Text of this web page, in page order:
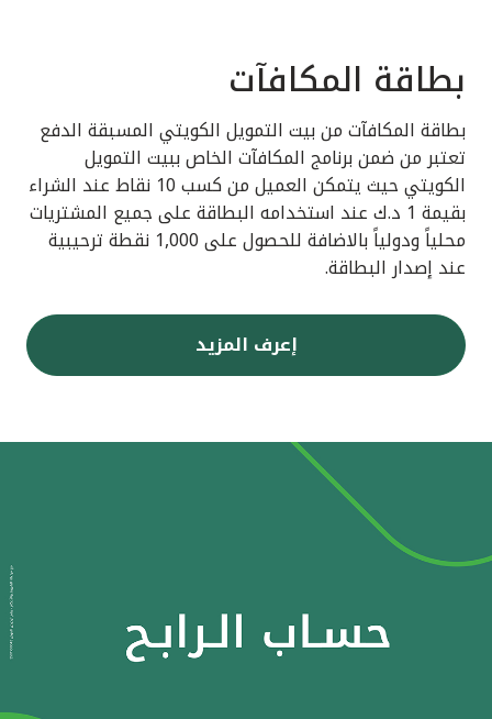
بطاقة المكافآت
بطاقة المكافآت من بيت التمويل الكويتي المسبقة الدفع
تعتبر من ضمن برنامج المكافآت الخاص ببيت التمويل
الكويتي حيث يتمكن العميل من كسب 10 نقاط عند الشراء
بقيمة 1 د.ك عند استخدامه البطاقة على جميع المشتريات
محلياً ودولياً بالاضافة للحصول على 1,000 نقطة ترحيبية
عند إصدار البطاقة.
إعرف المزيد